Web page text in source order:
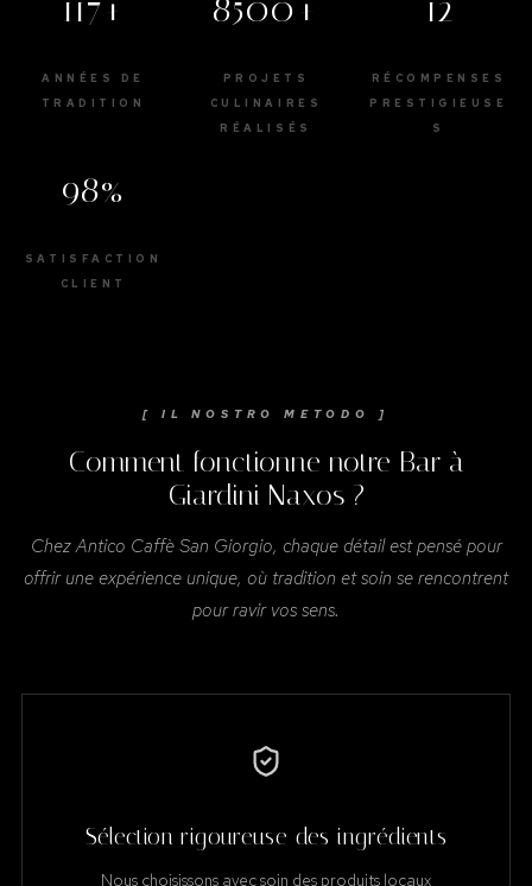
ANNÉES DE
TRADITION
PROJETS
CULINAIRES
RÉALISÉS
RÉCOMPENSES
PRESTIGIEUSE
S
98%
SATISFACTION
CLIENT
[ IL NOSTRO METODO ]
Comment fonctionne notre Bar à
Giardini Naxos ?
Chez Antico Caffè San Giorgio, chaque détail est pensé pour
offrir une expérience unique, où tradition et soin se rencontrent
pour ravir vos sens.
Sélection rigoureuse des ingrédients
Nous choisissons avec soin des produits locaux